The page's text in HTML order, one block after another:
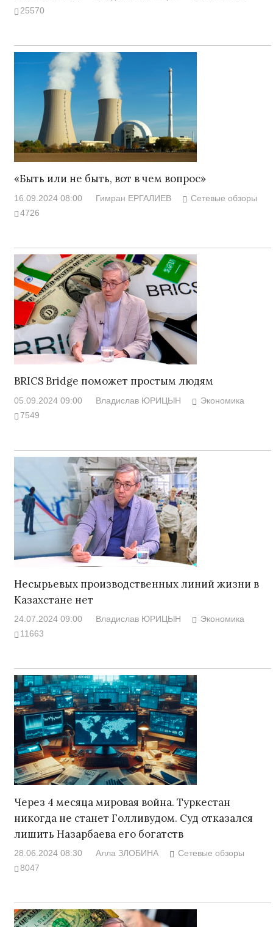
25570
«Быть или не быть, вот в чем вопрос»
16.09.2024 08:00 Гимран ЕРГАЛИЕВ
Сетевые обзоры
4726
BRICS Bridge поможет простым людям
05.09.2024 09:00 Владислав ЮРИЦЫН
Экономика
7549
Несырьевых производственных линий жизни в
Казахстане нет
24.07.2024 09:00 Владислав ЮРИЦЫН
Экономика
11663
Через 4 месяца мировая война. Туркестан
никогда не станет Голливудом. Суд отказался
лишить Назарбаева его богатств
28.06.2024 08:30 Алла ЗЛОБИНА
Сетевые обзоры
8047